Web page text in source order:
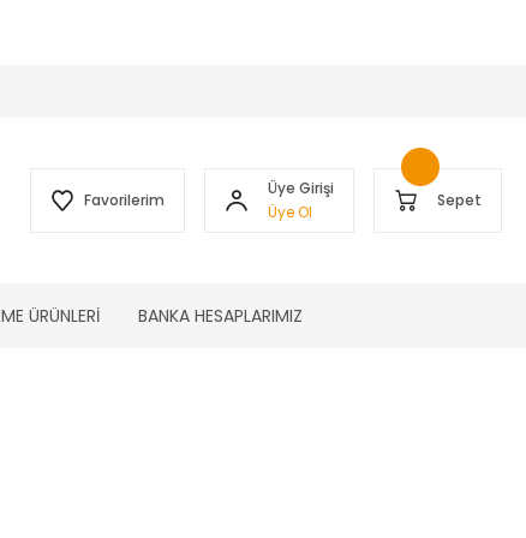
Favorilerim
Üye Girişi
Üye Ol
Sepet
ÜRÜNLERİ BANKA HESAPLARIMIZ